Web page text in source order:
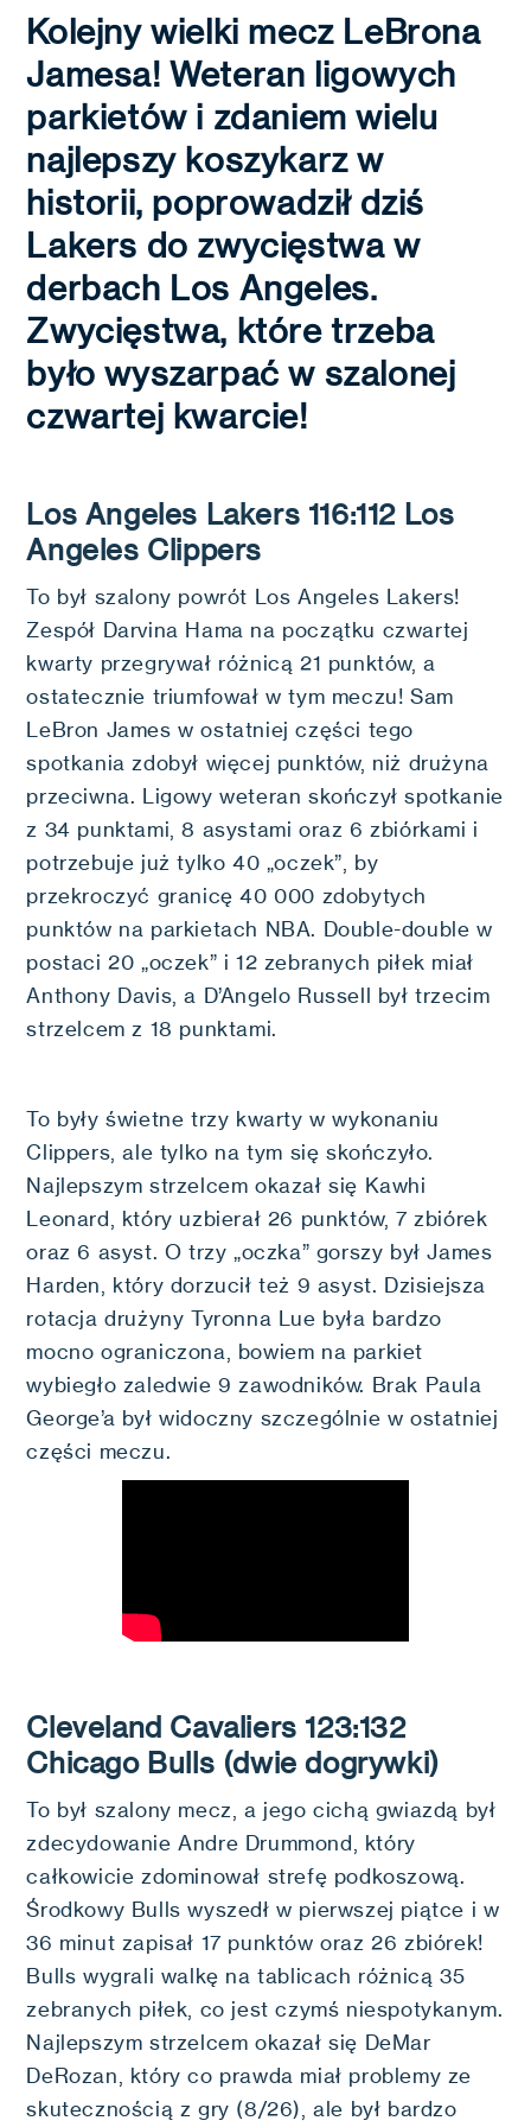
Kolejny wielki mecz LeBrona
Jamesa! Weteran ligowych
parkietów i zdaniem wielu
najlepszy koszykarz w
historii, poprowadził dziś
Lakers do zwycięstwa w
derbach Los Angeles.
Zwycięstwa, które trzeba
było wyszarpać w szalonej
czwartej kwarcie!
Los Angeles Lakers 116:112 Los
Angeles Clippers
To był szalony powrót Los Angeles Lakers!
Zespół Darvina Hama na początku czwartej
kwarty przegrywał różnicą 21 punktów, a
ostatecznie triumfował w tym meczu! Sam
LeBron James w ostatniej części tego
spotkania zdobył więcej punktów, niż drużyna
przeciwna. Ligowy weteran skończył spotkanie
z 34 punktami, 8 asystami oraz 6 zbiórkami i
potrzebuje już tylko 40 „oczek”, by
przekroczyć granicę 40 000 zdobytych
punktów na parkietach NBA. Double-double w
postaci 20 „oczek” i 12 zebranych piłek miał
Anthony Davis, a D’Angelo Russell był trzecim
strzelcem z 18 punktami.
To były świetne trzy kwarty w wykonaniu
Clippers, ale tylko na tym się skończyło.
Najlepszym strzelcem okazał się Kawhi
Leonard, który uzbierał 26 punktów, 7 zbiórek
oraz 6 asyst. O trzy „oczka” gorszy był James
Harden, który dorzucił też 9 asyst. Dzisiejsza
rotacja drużyny Tyronna Lue była bardzo
mocno ograniczona, bowiem na parkiet
wybiegło zaledwie 9 zawodników. Brak Paula
George’a był widoczny szczególnie w ostatniej
części meczu.
Cleveland Cavaliers 123:132
Chicago Bulls (dwie dogrywki)
To był szalony mecz, a jego cichą gwiazdą był
zdecydowanie Andre Drummond, który
całkowicie zdominował strefę podkoszową.
Środkowy Bulls wyszedł w pierwszej piątce i w
36 minut zapisał 17 punktów oraz 26 zbiórek!
Bulls wygrali walkę na tablicach różnicą 35
zebranych piłek, co jest czymś niespotykanym.
Najlepszym strzelcem okazał się DeMar
DeRozan, który co prawda miał problemy ze
skutecznością z gry (8/26), ale był bardzo